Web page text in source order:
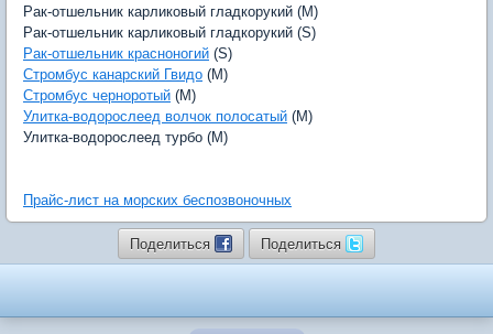
Рак-отшельник карликовый гладкорукий (M)
Рак-отшельник карликовый гладкорукий (S)
Рак-отшельник красноногий (S)
Стромбус канарский Гвидо (M)
Стромбус черноротый (M)
Улитка-водорослеед волчок полосатый (M)
Улитка-водорослеед турбо (M)
Прайс-лист на морских беспозвоночных
Поделиться Поделиться